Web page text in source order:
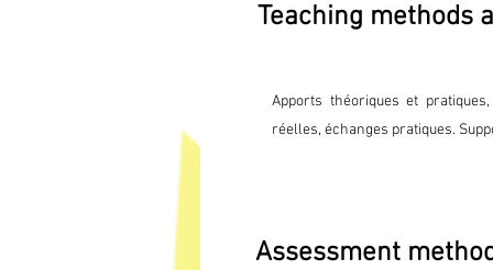
générale, le décompte des
quitus.
Teaching methods
Apports théoriques et
réelles, échanges pratiques.
Assessment